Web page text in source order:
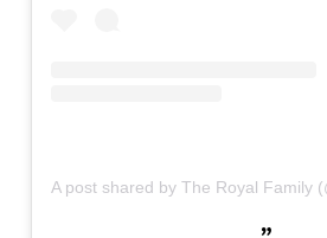
A post shared by The Royal Family